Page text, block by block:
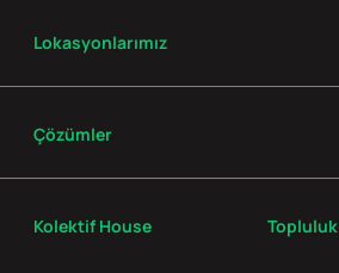
Kolektif House Topluluk
Lokasyonlarımız
Çözümler